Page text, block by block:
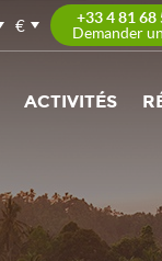
€
+33 4 81 68
Demander
ACTIVITÉS